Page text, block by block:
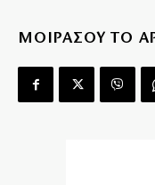
ΜΟΙΡΑΣΟΥ ΤΟ